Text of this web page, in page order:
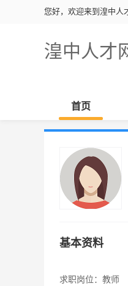
您好，欢迎来到湟中人
湟中人才
首页
基本资料
求职岗位： 教师